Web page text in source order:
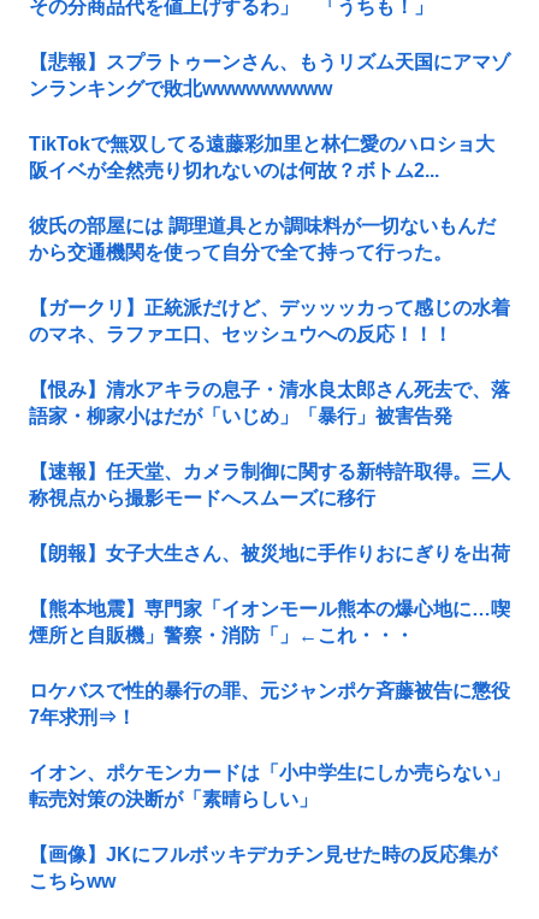
その分商品代を値上げするわ」 「うちも！」
【悲報】スプラトゥーンさん、もうリズム天国にアマゾ
ンランキングで敗北wwwwwwwww
TikTokで無双してる遠藤彩加里と林仁愛のハロショ大
阪イベが全然売り切れないのは何故？ボトム2...
彼氏の部屋には 調理道具とか調味料が一切ないもんだ
から交通機関を使って自分で全て持って行った。
【ガークリ】正統派だけど、デッッッカって感じの水着
のマネ、ラファエ口、セッシュウへの反応！！！
【恨み】清水アキラの息子・清水良太郎さん死去で、落
語家・柳家小はだが「いじめ」「暴行」被害告発
【速報】任天堂、カメラ制御に関する新特許取得。三人
称視点から撮影モードへスムーズに移行
【朗報】女子大生さん、被災地に手作りおにぎりを出荷
【熊本地震】専門家「イオンモール熊本の爆心地に…喫
煙所と自販機」警察・消防「」←これ・・・
ロケバスで性的暴行の罪、元ジャンポケ斉藤被告に懲役
7年求刑⇒！
イオン、ポケモンカードは「小中学生にしか売らない」
転売対策の決断が「素晴らしい」
【画像】JKにフルボッキデカチン見せた時の反応集が
こちらww